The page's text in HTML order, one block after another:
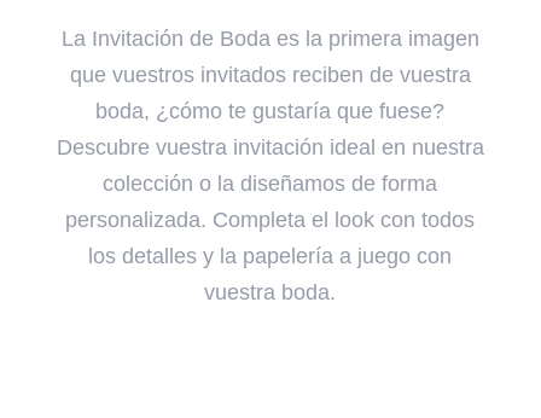
La Invitación de Boda es la primera imagen
que vuestros invitados reciben de vuestra
boda, ¿cómo te gustaría que fuese?
Descubre vuestra invitación ideal en nuestra
colección o la diseñamos de forma
personalizada. Completa el look con todos
los detalles y la papelería a juego con
vuestra boda.